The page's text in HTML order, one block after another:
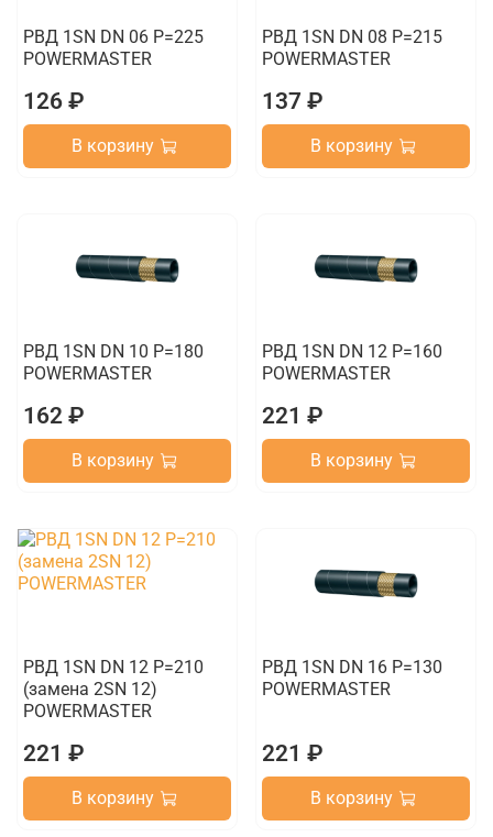
РВД 1SN DN 06 P=225
POWERMASTER
126 ₽
В корзину
РВД 1SN DN 08 P=215
POWERMASTER
137 ₽
В корзину
РВД 1SN DN 10 P=180
POWERMASTER
162 ₽
В корзину
РВД 1SN DN 12 P=160
POWERMASTER
221 ₽
В корзину
РВД 1SN DN 12 P=210
(замена 2SN 12)
POWERMASTER
221 ₽
В корзину
РВД 1SN DN 16 P=130
POWERMASTER
221 ₽
В корзину